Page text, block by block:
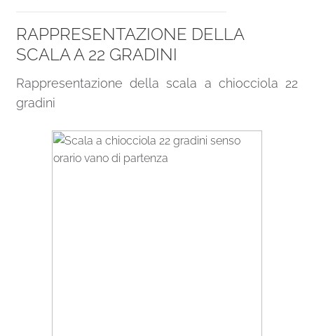
RAPPRESENTAZIONE DELLA
SCALA A 22 GRADINI
Rappresentazione della scala a chiocciola 22
gradini